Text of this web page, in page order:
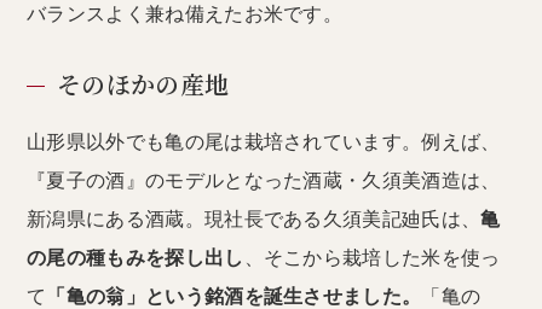
バランスよく兼ね備えたお米です。
そのほかの産地
山形県以外でも亀の尾は栽培されています。例えば、
『夏子の酒』のモデルとなった酒蔵・久須美酒造は、
新潟県にある酒蔵。現社長である久須美記廸氏は、亀
の尾の種もみを探し出し
、そこから栽培した米を使っ
て 「亀の翁」という銘酒を誕生させました。
「亀の